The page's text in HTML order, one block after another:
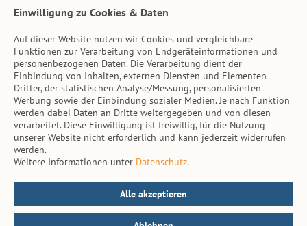
Inhalt
Tierarzt-Suche
Hinweise
AGB
Impressum
Datenschutz
Kontakt
Einwilligung zu Cookies & Daten
Auf dieser Website nutzen wir Cookies und vergleichbare
Funktionen zur Verarbeitung von Endgeräteinformationen und
personenbezogenen Daten. Die Verarbeitung dient der
Einbindung von Inhalten, externen Diensten und Elementen
Dritter, der statistischen Analyse/Messung, personalisierten
Werbung sowie der Einbindung sozialer Medien. Je nach Funktion
werden dabei Daten an Dritte weitergegeben und von diesen
verarbeitet. Diese Einwilligung ist freiwillig, für die Nutzung
unserer Website nicht erforderlich und kann jederzeit widerrufen
werden.
Weitere Informationen unter Datenschutz.
Alle akzeptieren